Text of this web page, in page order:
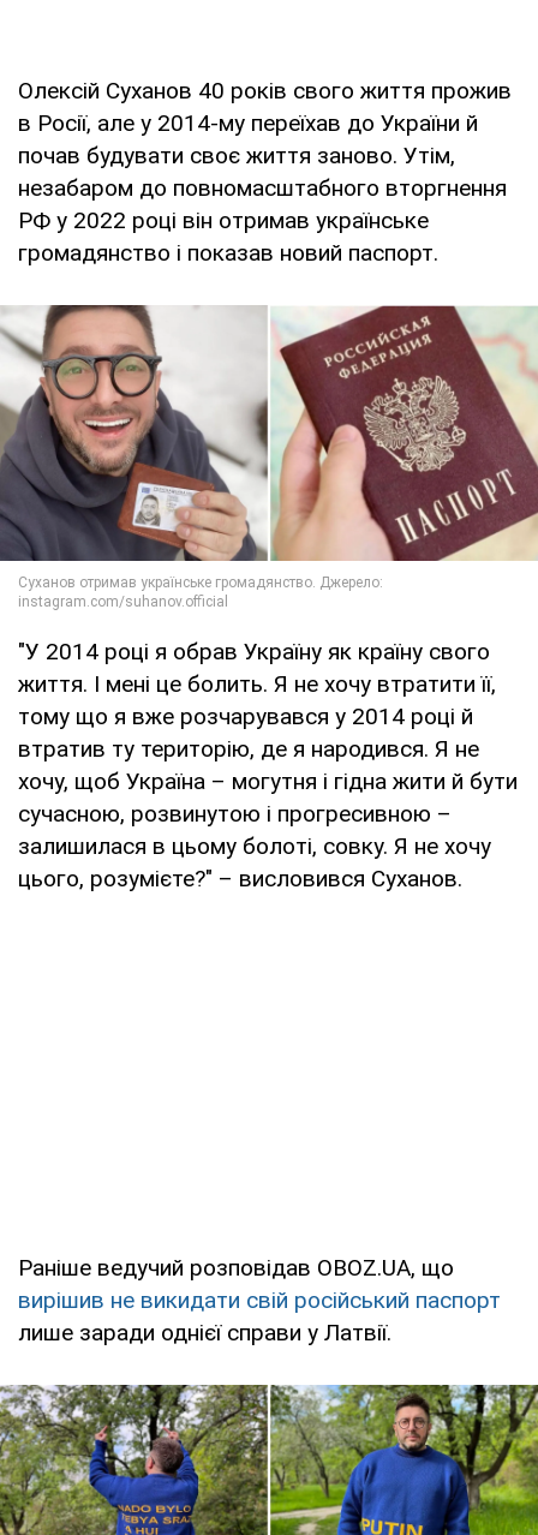
Олексій Суханов 40 років свого життя прожив
в Росії, але у 2014-му переїхав до України й
почав будувати своє життя заново. Утім,
незабаром до повномасштабного вторгнення
РФ у 2022 році він отримав українське
громадянство і показав новий паспорт.
"У 2014 році я обрав Україну як країну свого
життя. І мені це болить. Я не хочу втратити її,
тому що я вже розчарувався у 2014 році й
втратив ту територію, де я народився. Я не
хочу, щоб Україна – могутня і гідна жити й бути
сучасною, розвинутою і прогресивною –
залишилася в цьому болоті, совку. Я не хочу
цього, розумієте?" – висловився Суханов.
Раніше ведучий розповідав OBOZ.UA, що
вирішив не викидати свій російський паспорт
лише заради однієї справи у Латвії.